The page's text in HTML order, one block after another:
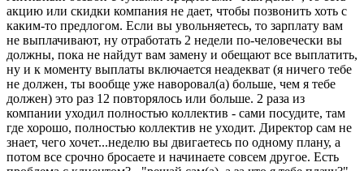
акцию или скидки компания не дает, чтобы позвонить хоть с
каким-то предлогом. Если вы увольняетесь, то зарплату вам
не выплачивают, ну отработать 2 недели по-человечески вы
должны, пока не найдут вам замену и обещают все выплатить,
ну и к моменту выплаты включается неадекват (я ничего тебе
не должен, ты вообще уже наворовал(а) больше, чем я тебе
должен) это раз 12 повторялось или больше. 2 раза из
компании уходил полностью коллектив - сами посудите, там
где хорошо, полностью коллектив не уходит. Директор сам не
знает, чего хочет...неделю вы двигаетесь по одному плану, а
потом все срочно бросаете и начинаете совсем другое. Есть